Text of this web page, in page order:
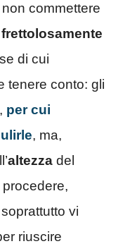
commettere
frettolosamente
di cui
tenere conto: gli
, per cui
, ma,
altezza del
vi
riuscire